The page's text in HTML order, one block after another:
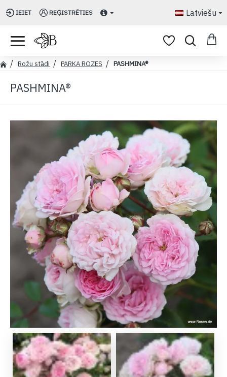
IEIET REĢISTRĒTIES Latviešu
Rožu stādi PARKA ROZES PASHMINA®
PASHMINA®